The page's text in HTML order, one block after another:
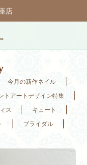
店
今月の新作ネイル
トアートデザイン特集
ス
キュート
ブライダル